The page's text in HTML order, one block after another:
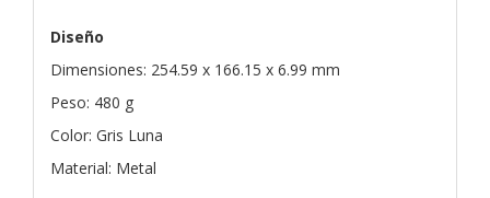
Diseño
Dimensiones: 254.59 x 166.15 x 6.99 mm
Peso: 480 g
Color: Gris Luna
Material: Metal